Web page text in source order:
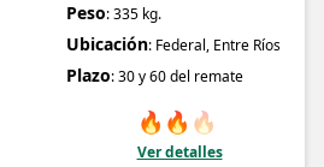
Peso: 335 kg.
Ubicación: Federal, Entre Ríos
Plazo: 30 y 60 del remate
🔥 🔥 🔥
Ver detalles